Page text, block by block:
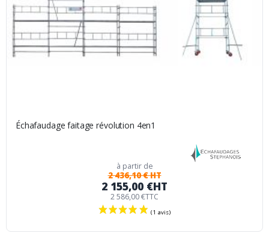
Échafaudage faitage révolution 4en1
à partir de
2 436,10 € HT
2 155,00 €HT
2 586,00 €TTC